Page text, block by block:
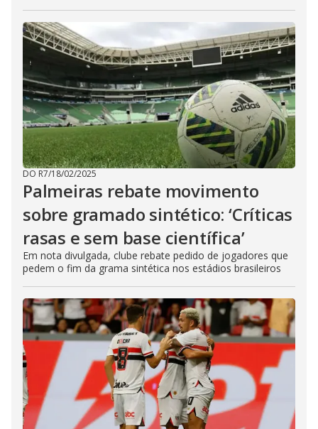
DO R7/18/02/2025
Palmeiras rebate movimento
sobre gramado sintético: ‘Críticas
rasas e sem base científica’
Em nota divulgada, clube rebate pedido de jogadores que
pedem o fim da grama sintética nos estádios brasileiros